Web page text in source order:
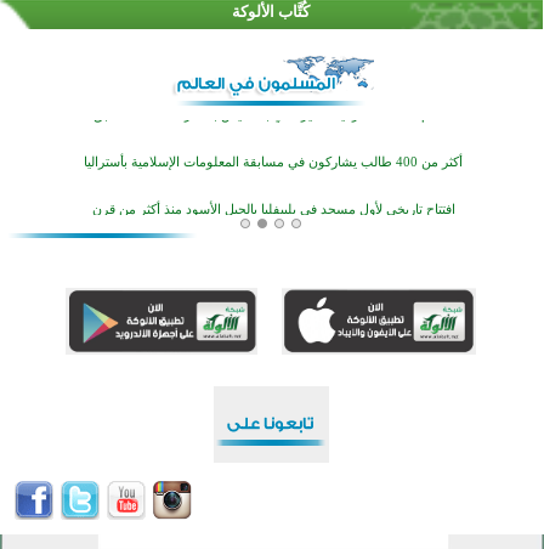
كُتَّاب الألوكة
أكثر من 100 شخص يتعرفون على الإسلام خلال يوم المسجد المفتوح في ميلفيل
اختتام منافسات قرآنية متميزة في بنغلاديش بمشاركة 3000 متسابق
أكثر من 400 طالب يشاركون في مسابقة المعلومات الإسلامية بأستراليا
افتتاح تاريخي لأول مسجد في بلييفليا بالجبل الأسود منذ أكثر من قرن
منطقة ريبوفسي تحتفل بميلاد مسجد جديد في أجواء إيمانية مميزة
القرآن والتربية في صدارة البرامج الصيفية للمسلمين في بينزا وساراتوف وموردوفيا هذا العام